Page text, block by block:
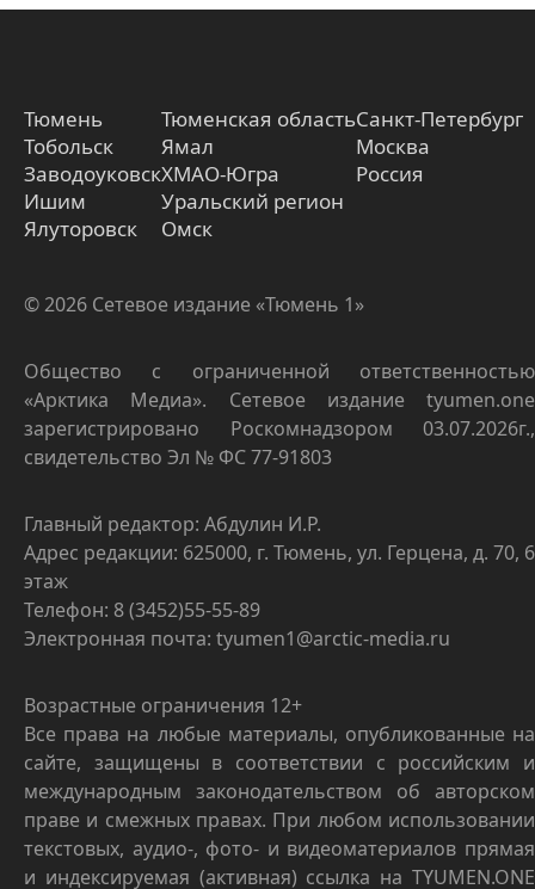
Тюмень
Тобольск
Заводоуковск
Ишим
Ялуторовск
Тюменская область
Ямал
ХМАО-Югра
Уральский регион
Омск
Санкт-Петербург
Москва
Россия
© 2026 Сетевое издание «Тюмень 1»
Общество с ограниченной ответственностью
«Арктика Медиа». Сетевое издание tyumen.one
зарегистрировано Роскомнадзором 03.07.2026г.,
свидетельство Эл № ФС 77-91803
Главный редактор: Абдулин И.Р.
Адрес редакции: 625000, г. Тюмень, ул. Герцена, д. 70, 6
этаж
Телефон: 8 (3452)55-55-89
Электронная почта: tyumen1@arctic-media.ru
Возрастные ограничения 12+
Все права на любые материалы, опубликованные на
сайте, защищены в соответствии с российским и
международным законодательством об авторском
праве и смежных правах. При любом использовании
текстовых, аудио-, фото- и видеоматериалов прямая
и индексируемая (активная) ссылка на TYUMEN.ONE